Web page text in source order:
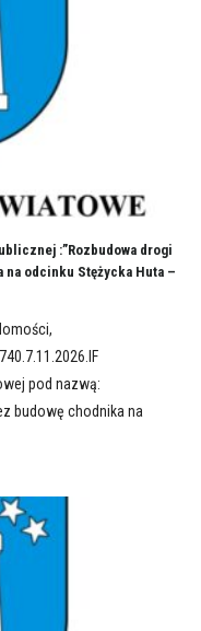
:”Rozbudowa drogi
odcinku Stężycka Huta –
pod nazwą:
budowę chodnika na